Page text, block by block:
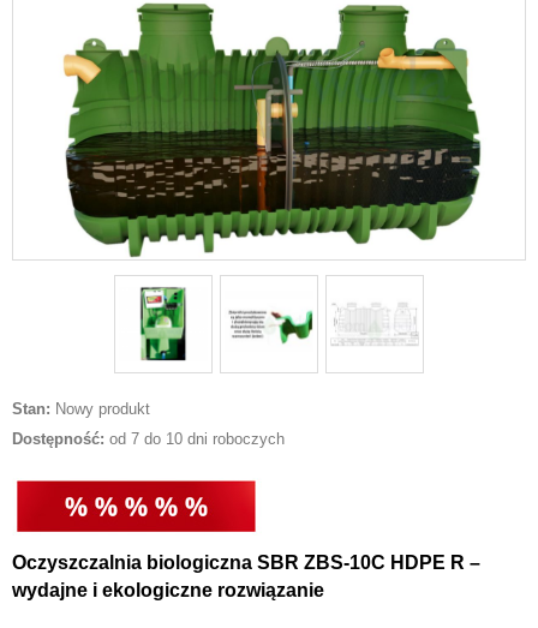
Stan: Nowy produkt
Dostępność: od 7 do 10 dni roboczych
Oczyszczalnia biologiczna SBR ZBS-10C HDPE R –
wydajne i ekologiczne rozwiązanie